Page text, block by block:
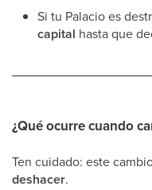
Si tu Palacio es
capital hasta que
¿Qué ocurre cuando
Ten cuidado: este
deshacer.